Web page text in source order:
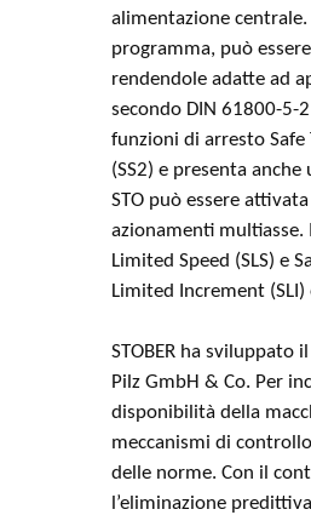
alimentazione centrale.
programma, può
rendendole adatte ad
secondo DIN 61800-5-2
funzioni di arresto Safe
(SS2) e presenta
STO può essere
azionamenti multiasse.
Limited Speed (SLS) e
Limited Increment (SLI)
STOBER ha sviluppato
Pilz GmbH & Co. Per
disponibilità della
meccanismi di
delle norme. Con il
l’eliminazione